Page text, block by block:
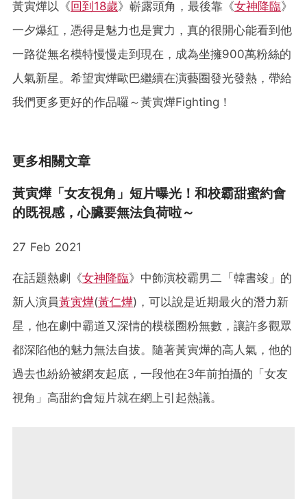
黃寅燁以《回到18歲》嶄露頭角，最後靠《女神降臨》
一夕爆紅，憑得是魅力也是實力，真的很開心能看到他
一路從無名模特慢慢走到現在，成為坐擁900萬粉絲的
人氣新星。希望寅燁歐巴繼續在演藝圈發光發熱，帶給
我們更多更好的作品囉～黃寅燁Fighting！
更多相關文章
黃寅燁「女友視角」短片曝光！和校霸甜蜜約會
的既視感，心臟要無法負荷啦～
27 Feb 2021
在話題熱劇《女神降臨》中飾演校霸男二「韓書竣」的
新人演員黃寅燁(黃仁燁)，可以說是近期最火的潛力新
星，他在劇中霸道又深情的模樣圈粉無數，讓許多觀眾
都深陷他的魅力無法自拔。隨著黃寅燁的高人氣，他的
過去也紛紛被網友起底，一段他在3年前拍攝的「女友
視角」高甜約會短片就在網上引起熱議。